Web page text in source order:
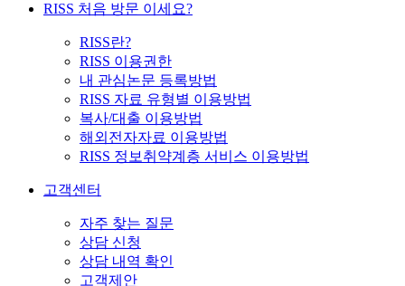
RISS 처음 방문 이세요?
RISS란?
RISS 이용권한
내 관심논문 등록방법
RISS 자료 유형별 이용방법
복사/대출 이용방법
해외전자자료 이용방법
RISS 정보취약계층 서비스 이용방법
고객센터
자주 찾는 질문
상담 신청
상담 내역 확인
고객제안